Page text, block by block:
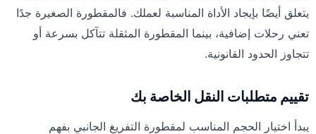
يتعلق أيضًا بإيجاد الأداة المناسبة لعملك. فالمقطورة الصغيرة جدًا
تعني رحلات إضافية، بينما المقطورة المثقلة تتآكل بسرعة أو
تتجاوز الحدود القانونية.
تقييم متطلبات النقل الخاصة بك
يبدأ اختيار الحجم المناسب لمقطورة التفريغ الجانبي بفهم